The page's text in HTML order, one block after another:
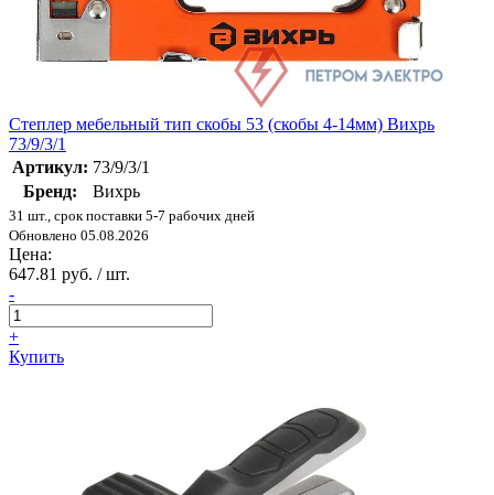
Степлер мебельный тип скобы 53 (скобы 4-14мм) Вихрь
73/9/3/1
Артикул: 73/9/3/1
Бренд:
Вихрь
31 шт., срок поставки 5-7 рабочих дней
Обновлено 05.08.2026
Цена:
647.81 руб. / шт.
-
+
Купить